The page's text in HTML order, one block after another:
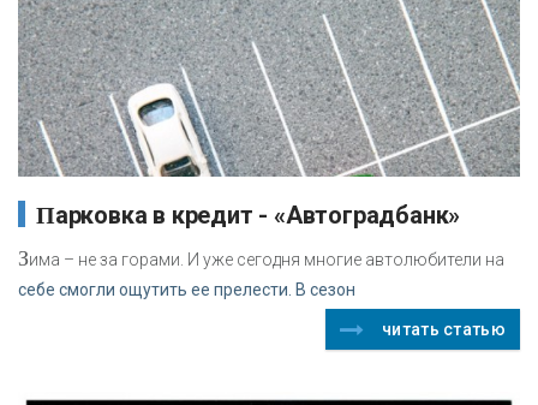
Парковка в кредит - «Автоградбанк»
Зима – не за горами. И уже сегодня многие автолюбители на
себе смогли ощутить ее прелести. В сезон
читать статью